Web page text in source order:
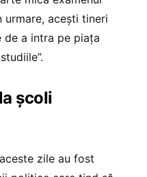
urmare, acești tineri
a intra pe piața
școli
zile au fost